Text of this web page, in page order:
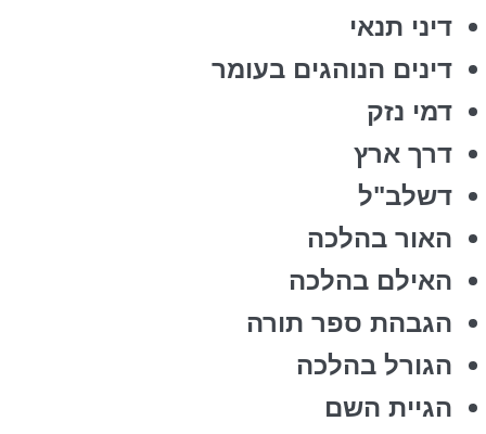
דיני תנאי
דינים הנוהגים בעומר
דמי נזק
דרך ארץ
דשלב"ל
האור בהלכה
האילם בהלכה
הגבהת ספר תורה
הגורל בהלכה
הגיית השם